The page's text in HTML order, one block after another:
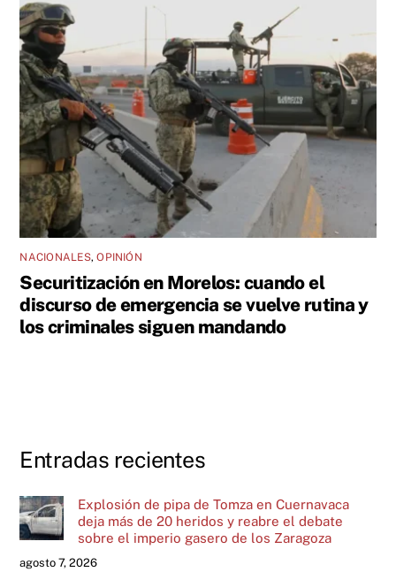
NACIONALES,OPINIÓN
Securitización en Morelos: cuando el
discurso de emergencia se vuelve rutina y
los criminales siguen mandando
Entradas recientes
Explosión de pipa de Tomza en Cuernavaca
deja más de 20 heridos y reabre el debate
sobre el imperio gasero de los Zaragoza
agosto 7, 2026